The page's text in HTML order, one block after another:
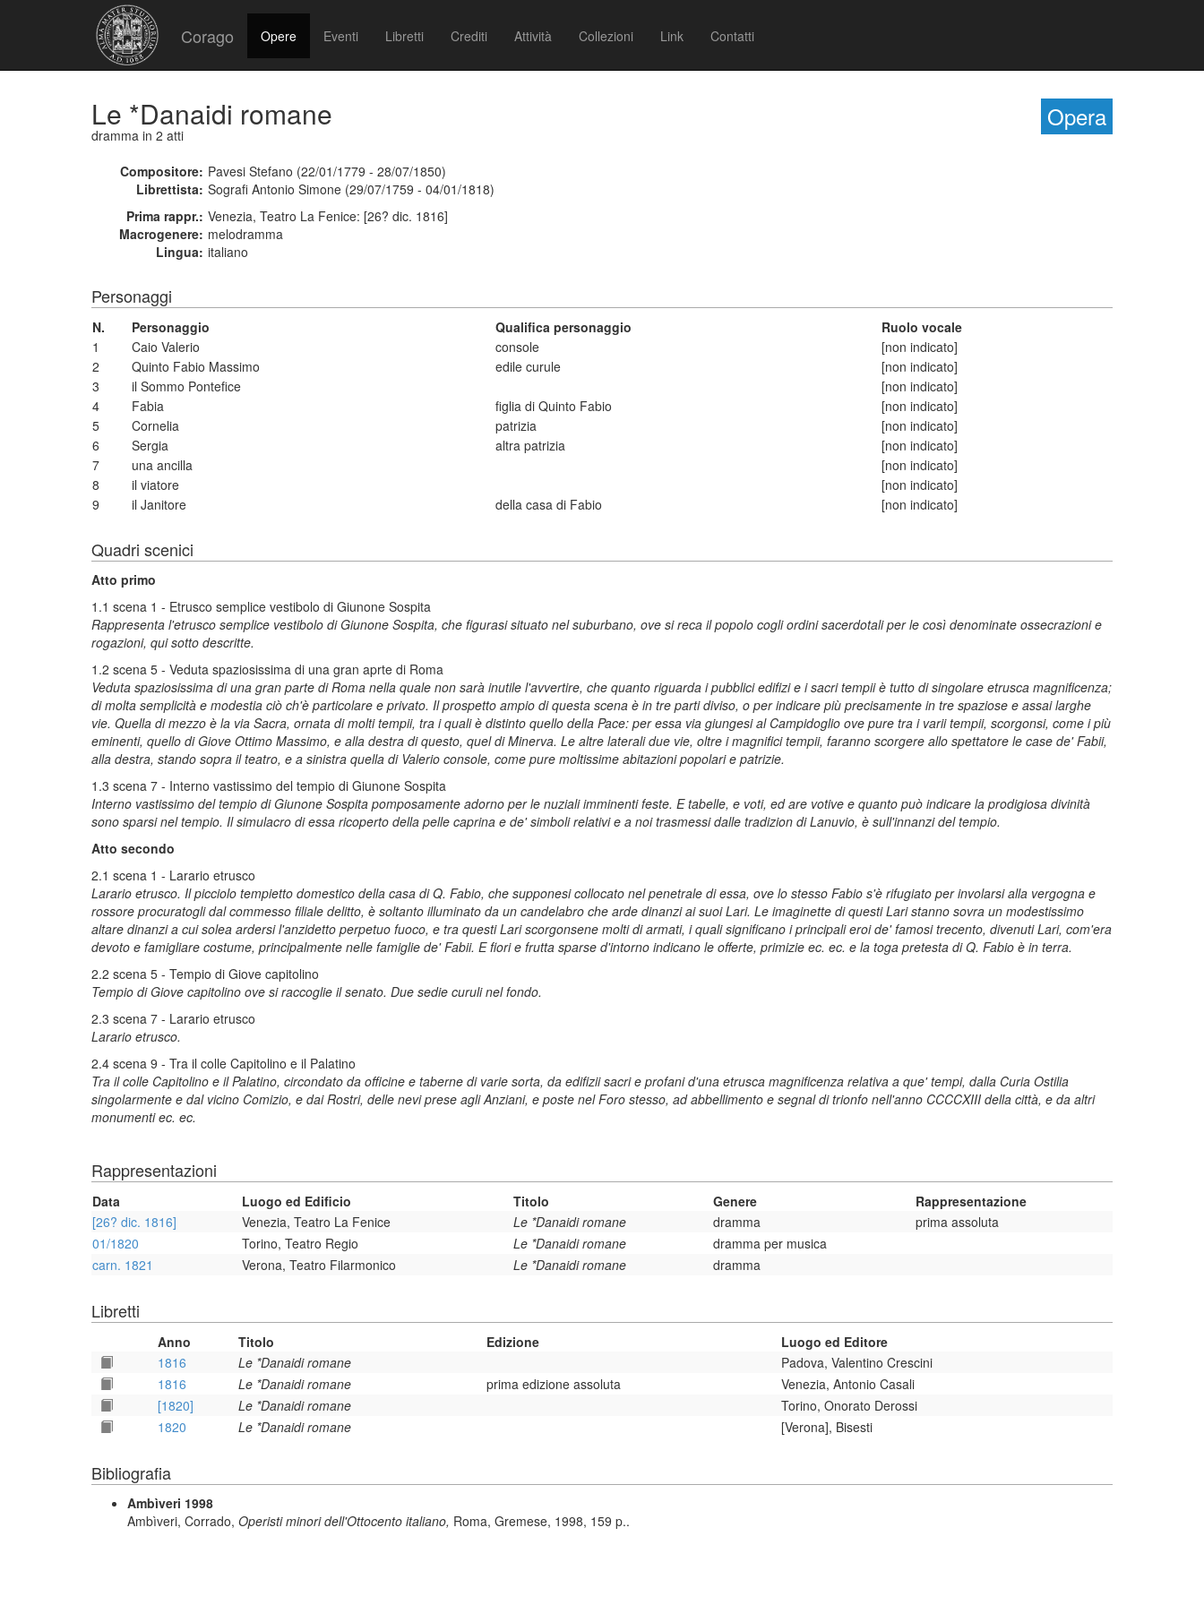
Corago Opere Eventi Libretti Crediti Attività Collezioni Link Contatti
Opera
Le *Danaidi romane
dramma in 2 atti
Compositore: Pavesi Stefano (22/01/1779 - 28/07/1850)
Librettista: Sografi Antonio Simone (29/07/1759 - 04/01/1818)
Prima rappr.: Venezia, Teatro La Fenice: [26? dic. 1816]
Macrogenere: melodramma
Lingua: italiano
Personaggi
N. Personaggio Qualifica personaggio
Ruolo vocale
1
Caio Valerio console
[non indicato]
2
Quinto Fabio Massimo edile curule
[non indicato]
3
il Sommo Pontefice
[non indicato]
4
Fabia figlia di Quinto Fabio
[non indicato]
5
Cornelia patrizia
[non indicato]
6
Sergia altra patrizia
[non indicato]
7
una ancilla
[non indicato]
8
il viatore
[non indicato]
9
il Janitore della casa di Fabio [non indicato]
Quadri scenici
Atto primo
1.1 scena 1 - Etrusco semplice vestibolo di Giunone Sospita
Rappresenta l'etrusco semplice vestibolo di Giunone Sospita, che figurasi situato nel suburbano, ove si reca il popolo cogli ordini sacerdotali per le così denominate ossecrazioni e
rogazioni, qui sotto descritte.
1.2 scena 5 - Veduta spaziosissima di una gran aprte di Roma
Veduta spaziosissima di una gran parte di Roma nella quale non sarà inutile l'avvertire, che quanto riguarda i pubblici edifizi e i sacri tempii è tutto di singolare etrusca magnificenza;
di molta semplicità e modestia ciò ch'è particolare e privato. Il prospetto ampio di questa scena è in tre parti diviso, o per indicare più precisamente in tre spaziose e assai larghe
vie. Quella di mezzo è la via Sacra, ornata di molti tempii, tra i quali è distinto quello della Pace: per essa via giungesi al Campidoglio ove pure tra i varii tempii, scorgonsi, come i più
eminenti, quello di Giove Ottimo Massimo, e alla destra di questo, quel di Minerva. Le altre laterali due vie, oltre i magnifici tempii, faranno scorgere allo spettatore le case de' Fabii,
alla destra, stando sopra il teatro, e a sinistra quella di Valerio console, come pure moltissime abitazioni popolari e patrizie.
1.3 scena 7 - Interno vastissimo del tempio di Giunone Sospita
Interno vastissimo del tempio di Giunone Sospita pomposamente adorno per le nuziali imminenti feste. E tabelle, e voti, ed are votive e quanto può indicare la prodigiosa divinità
sono sparsi nel tempio. Il simulacro di essa ricoperto della pelle caprina e de' simboli relativi e a noi trasmessi dalle tradizion di Lanuvio, è sull'innanzi del tempio.
Atto secondo
2.1 scena 1 - Larario etrusco
Larario etrusco. Il picciolo tempietto domestico della casa di Q. Fabio, che supponesi collocato nel penetrale di essa, ove lo stesso Fabio s'è rifugiato per involarsi alla vergogna e
rossore procuratogli dal commesso filiale delitto, è soltanto illuminato da un candelabro che arde dinanzi ai suoi Lari. Le imaginette di questi Lari stanno sovra un modestissimo
altare dinanzi a cui solea ardersi l'anzidetto perpetuo fuoco, e tra questi Lari scorgonsene molti di armati, i quali significano i principali eroi de' famosi trecento, divenuti Lari, com'era
devoto e famigliare costume, principalmente nelle famiglie de' Fabii. E fiori e frutta sparse d'intorno indicano le offerte, primizie ec. ec. e la toga pretesta di Q. Fabio è in terra.
2.2 scena 5 - Tempio di Giove capitolino
Tempio di Giove capitolino ove si raccoglie il senato. Due sedie curuli nel fondo.
2.3 scena 7 - Larario etrusco
Larario etrusco.
2.4 scena 9 - Tra il colle Capitolino e il Palatino
Tra il colle Capitolino e il Palatino, circondato da officine e taberne di varie sorta, da edifizii sacri e profani d'una etrusca magnificenza relativa a que' tempi, dalla Curia Ostilia
singolarmente e dal vicino Comizio, e dai Rostri, delle nevi prese agli Anziani, e poste nel Foro stesso, ad abbellimento e segnal di trionfo nell'anno CCCCXIII della città, e da altri
monumenti ec. ec.
Rappresentazioni
Data Luogo ed Edificio Titolo Genere
Rappresentazione
[26? dic. 1816]
Venezia, Teatro La Fenice Le *Danaidi romane dramma
prima assoluta
01/1820
Torino, Teatro Regio Le *Danaidi romane
dramma per musica
carn. 1821
Verona, Teatro Filarmonico Le *Danaidi romane dramma
Libretti
Anno Titolo Edizione
Luogo ed Editore
1816
Le *Danaidi romane
Padova, Valentino Crescini
1816
Le *Danaidi romane prima edizione assoluta
Venezia, Antonio Casali
[1820]
Le *Danaidi romane
Torino, Onorato Derossi
1820
Le *Danaidi romane [Verona], Bisesti
Bibliografia
Ambìveri 1998
Ambìveri, Corrado, Operisti minori dell'Ottocento italiano, Roma, Gremese, 1998, 159 p..